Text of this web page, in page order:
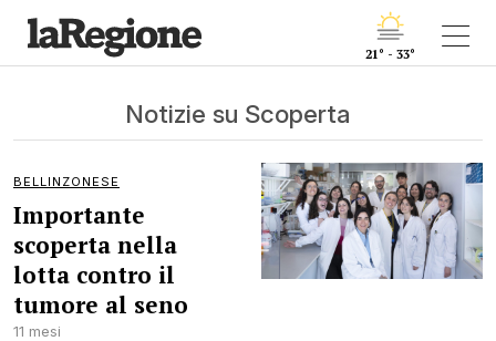
21° - 33°
Notizie su Scoperta
BELLINZONESE
Importante
scoperta nella
lotta contro il
tumore al seno
11 mesi